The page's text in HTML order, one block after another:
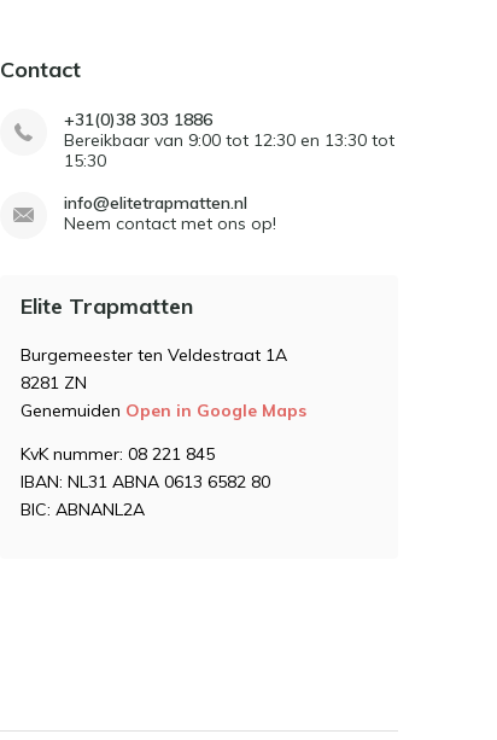
Contact
+31(0)38 303 1886
Bereikbaar van 9:00 tot 12:30 en 13:30 tot
15:30
info@elitetrapmatten.nl
Neem contact met ons op!
Elite Trapmatten
Burgemeester ten Veldestraat 1A
8281 ZN
Genemuiden Open in Google Maps
KvK nummer: 08 221 845
IBAN: NL31 ABNA 0613 6582 80
BIC: ABNANL2A